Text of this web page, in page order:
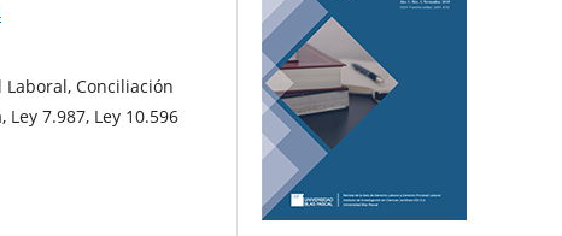
Laboral, Conciliación
7.987, Ley 10.596